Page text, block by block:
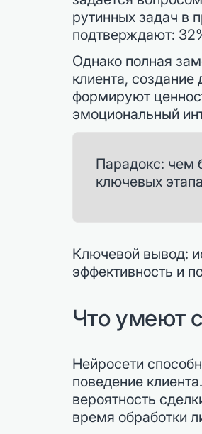
рутинных задач в
подтверждают:
Однако полная
клиента,
формируют
эмоциональный
Парадокс: чем
ключевых
Ключевой вывод:
эффективность и
Что умеют
Нейросети
поведение
вероятность
время обработки